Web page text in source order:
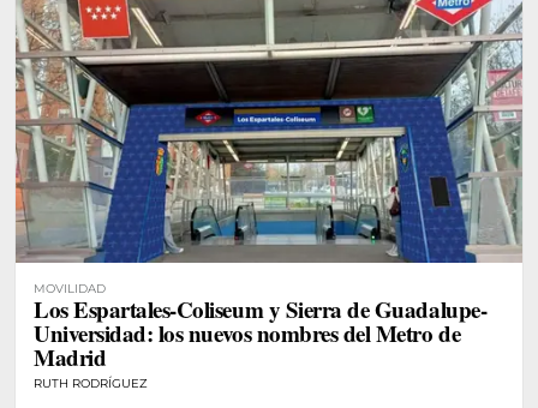
MOVILIDAD
Los Espartales-Coliseum y Sierra de Guadalupe-
Universidad: los nuevos nombres del Metro de
Madrid
RUTH RODRÍGUEZ